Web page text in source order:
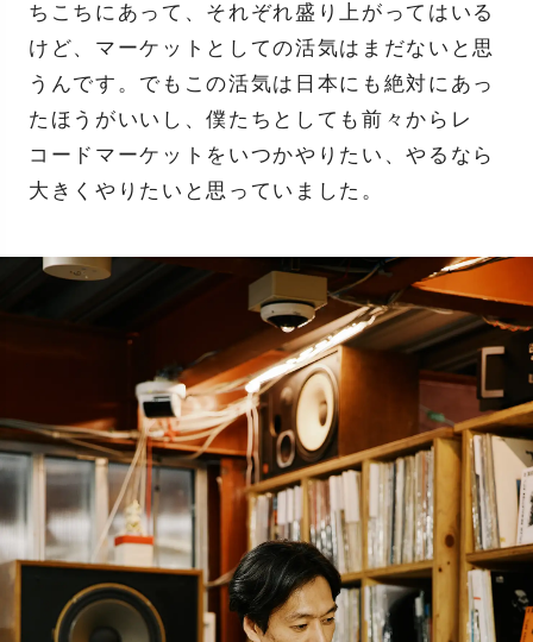
ちこちにあって、それぞれ盛り上がってはいる
けど、マーケットとしての活気はまだないと思
うんです。でもこの活気は日本にも絶対にあっ
たほうがいいし、僕たちとしても前々からレ
コードマーケットをいつかやりたい、やるなら
大きくやりたいと思っていました。